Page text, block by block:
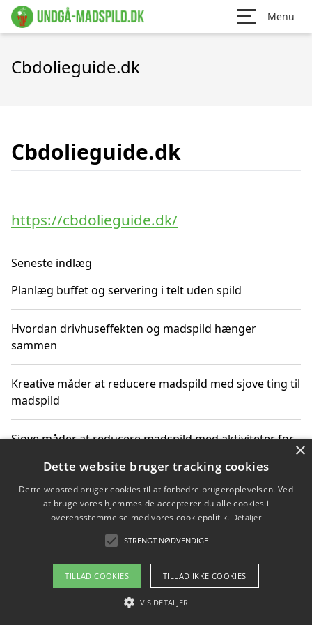
Menu
Cbdolieguide.dk
Cbdolieguide.dk
https://cbdolieguide.dk/
Seneste indlæg
Planlæg buffet og servering i telt uden spild
Hvordan drivhuseffekten og madspild hænger
sammen
Kreative måder at reducere madspild med sjove ting til
madspild
Sjove måder at reducere madspild med aktiviteter for
Hvor finder jeg nemme måltidskasser i Vejle
Om / kontakt
Blog Betingelser
×
Dette website bruger tracking cookies
Dette websted bruger cookies til at forbedre brugeroplevelsen. Ved
at bruge vores hjemmeside accepterer du alle cookies i
overensstemmelse med vores cookiepolitik. Detaljer
STRENGT NØDVENDIGE
TILLAD COOKIES TILLAD IKKE COOKIES
VIS DETALJER